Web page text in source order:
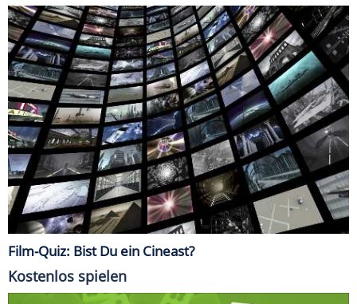
Film-Quiz: Bist Du ein Cineast?
Kostenlos spielen